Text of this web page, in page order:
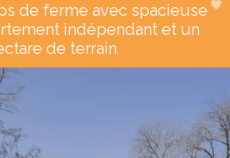
de ferme avec spacieuse
indépendant et un
de terrain